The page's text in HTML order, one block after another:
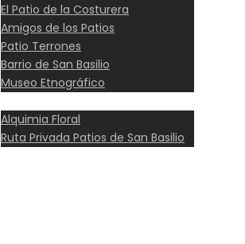
El Patio de la Costurera
Amigos de los Patios
Patio Terrones
Barrio de San Basilio
Museo Etnográfico
Alquimia Floral
Ruta Privada Patios de San Basilio